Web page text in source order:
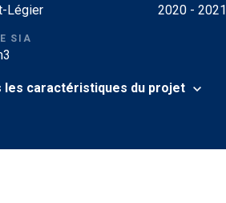
Légier 2020 - 2021
SIA
les caractéristiques du projet